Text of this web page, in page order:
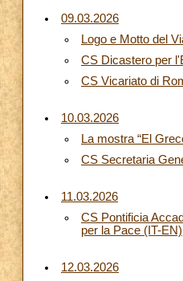
09.03.2026
Logo e Motto del
CS Dicastero per
CS Vicariato di
10.03.2026
La mostra “El
CS Secretaria
11.03.2026
CS Pontificia
per la Pace (IT-EN)
12.03.2026